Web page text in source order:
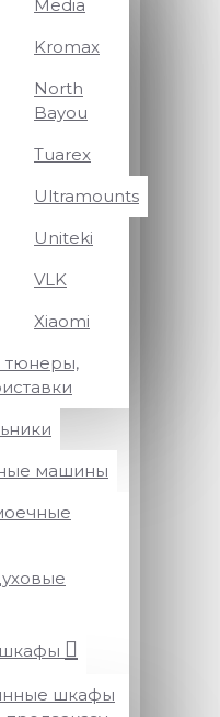
Media
Kromax
North
Bayou
Tuarex
Ultramounts
Uniteki
VLK
Xiaomi
тюнеры,
машины
шкафы